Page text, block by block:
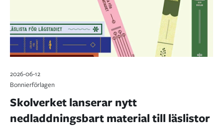
2026-06-12
Bonnierförlagen
Skolverket lanserar nytt
nedladdningsbart material till läslistor